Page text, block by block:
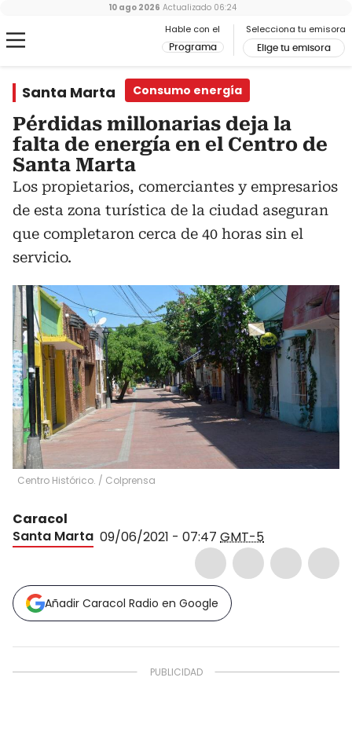
Hable con el
Programa
Selecciona tu emisora
Elige tu emisora
10 ago 2026 Actualizado 06:24
Santa Marta Consumo energía
Pérdidas millonarias deja la
falta de energía en el Centro de
Santa Marta
Los propietarios, comerciantes y empresarios
de esta zona turística de la ciudad aseguran
que completaron cerca de 40 horas sin el
servicio.
Centro Histórico. / Colprensa
Caracol
Santa Marta 09/06/2021 - 07:47 GMT-5
Añadir Caracol Radio en Google